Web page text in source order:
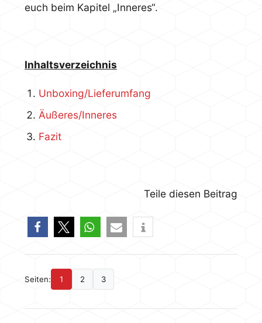
euch beim Kapitel „Inneres“.
Inhaltsverzeichnis
Unboxing/Lieferumfang
Äußeres/Inneres
Fazit
Teile diesen Beitrag
Seiten: 1 2 3